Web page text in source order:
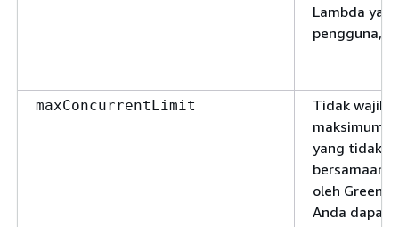
Lambda
pengguna,
maxConcurrentLimit
Tidak wajib.
maksimum
yang tidak
bersamaan
oleh
Anda dapat